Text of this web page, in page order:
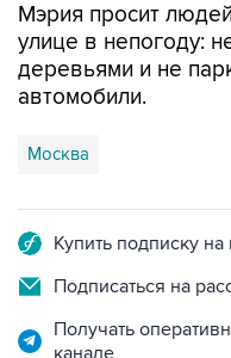
Мэрия просит
улице в непогоду:
деревьями и не
автомобили.
Москва
Купить подписку
Подписаться на
Получать